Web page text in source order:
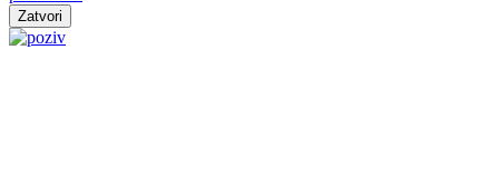
Zatvori